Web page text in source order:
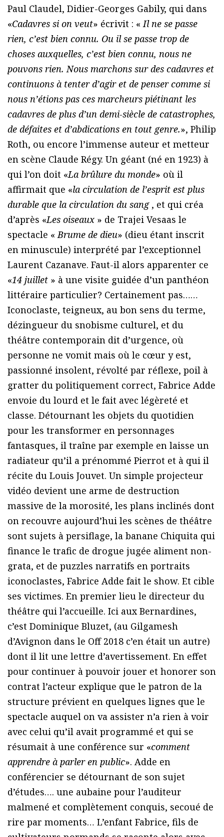
Paul Claudel, Didier-Georges Gabily, qui dans
«Cadavres si on veut» écrivit : «Il ne se passe
rien, c’est bien connu. Ou il se passe trop de
choses auxquelles, c’est bien connu, nous ne
pouvons rien. Nous marchons sur des cadavres et
continuons à tenter d’agir et de penser comme si
nous n’étions pas ces marcheurs piétinant les
cadavres de plus d’un demi-siècle de catastrophes,
de défaites et d’abdications en tout genre.», Philip
Roth, ou encore l’immense auteur et metteur
en scène Claude Régy. Un géant (né en 1923) à
qui l’on doit «La brûlure du monde» où il
affirmait que «la circulation de l’esprit est plus
durable que la circulation du sang , et qui créa
d’après «Les oiseaux » de Trajei Vesaas le
spectacle «Brume de dieu» (dieu étant inscrit
en minuscule) interprété par l’exceptionnel
Laurent Cazanave. Faut-il alors apparenter ce
«14 juillet » à une visite guidée d’un panthéon
littéraire particulier? Certainement pas……
Iconoclaste, teigneux, au bon sens du terme,
dézingueur du snobisme culturel, et du
théâtre contemporain dit d’urgence, où
personne ne vomit mais où le cœur y est,
passionné insolent, révolté par réflexe, poil à
gratter du politiquement correct, Fabrice Adde
envoie du lourd et le fait avec légèreté et
classe. Détournant les objets du quotidien
pour les transformer en personnages
fantasques, il traîne par exemple en laisse un
radiateur qu’il a prénommé Pierrot et à qui il
récite du Louis Jouvet. Un simple projecteur
vidéo devient une arme de destruction
massive de la morosité, les plans inclinés dont
on recouvre aujourd’hui les scènes de théâtre
sont sujets à persiflage, la banane Chiquita qui
finance le trafic de drogue jugée aliment non-
grata, et de puzzles narratifs en portraits
iconoclastes, Fabrice Adde fait le show. Et cible
ses victimes. En premier lieu le directeur du
théâtre qui l’accueille. Ici aux Bernardines,
c’est Dominique Bluzet, (au Gilgamesh
d’Avignon dans le Off 2018 c’en était un autre)
dont il lit une lettre d’avertissement. En effet
pour continuer à pouvoir jouer et honorer son
contrat l’acteur explique que le patron de la
structure prévient en quelques lignes que le
spectacle auquel on va assister n’a rien à voir
avec celui qu’il avait programmé et qui se
résumait à une conférence sur «comment
apprendre à parler en public». Adde en
conférencier se détournant de son sujet
d’études…. une aubaine pour l’auditeur
malmené et complètement conquis, secoué de
rire par moments… L’enfant Fabrice, fils de